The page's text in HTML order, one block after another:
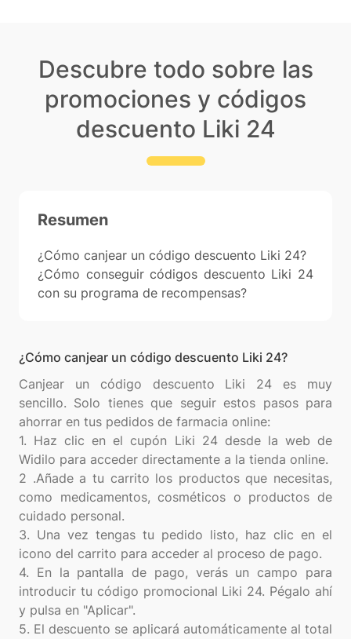
Descubre todo sobre las
promociones y códigos
descuento Liki 24
Resumen
¿Cómo canjear un código descuento Liki 24?
¿Cómo conseguir códigos descuento Liki 24
con su programa de recompensas?
¿Cómo canjear un código descuento Liki 24?
Canjear un código descuento Liki 24 es muy
sencillo. Solo tienes que seguir estos pasos para
ahorrar en tus pedidos de farmacia online:
1. Haz clic en el cupón Liki 24 desde la web de
Widilo para acceder directamente a la tienda online.
2 .Añade a tu carrito los productos que necesitas,
como medicamentos, cosméticos o productos de
cuidado personal.
3. Una vez tengas tu pedido listo, haz clic en el
icono del carrito para acceder al proceso de pago.
4. En la pantalla de pago, verás un campo para
introducir tu código promocional Liki 24. Pégalo ahí
y pulsa en "Aplicar".
5. El descuento se aplicará automáticamente al total